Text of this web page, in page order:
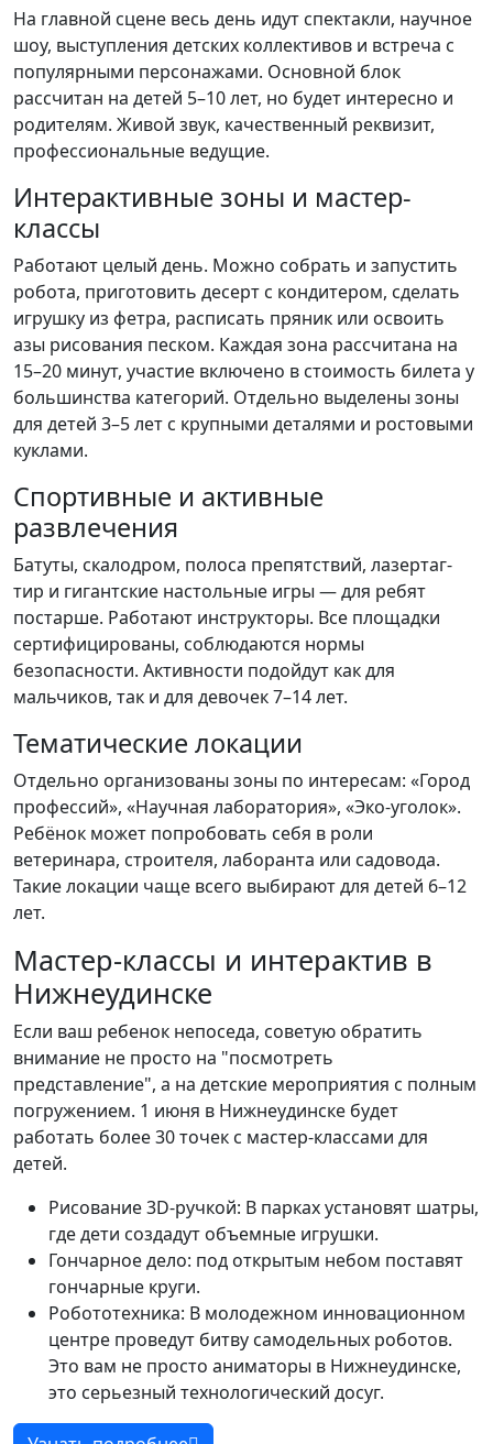
На главной сцене весь день идут спектакли, научное
шоу, выступления детских коллективов и встреча с
популярными персонажами. Основной блок
рассчитан на детей 5–10 лет, но будет интересно и
родителям. Живой звук, качественный реквизит,
профессиональные ведущие.
Интерактивные зоны и мастер-
классы
Работают целый день. Можно собрать и запустить
робота, приготовить десерт с кондитером, сделать
игрушку из фетра, расписать пряник или освоить
азы рисования песком. Каждая зона рассчитана на
15–20 минут, участие включено в стоимость билета у
большинства категорий. Отдельно выделены зоны
для детей 3–5 лет с крупными деталями и ростовыми
куклами.
Спортивные и активные
развлечения
Батуты, скалодром, полоса препятствий, лазертаг-
тир и гигантские настольные игры — для ребят
постарше. Работают инструкторы. Все площадки
сертифицированы, соблюдаются нормы
безопасности. Активности подойдут как для
мальчиков, так и для девочек 7–14 лет.
Тематические локации
Отдельно организованы зоны по интересам: «Город
профессий», «Научная лаборатория», «Эко-уголок».
Ребёнок может попробовать себя в роли
ветеринара, строителя, лаборанта или садовода.
Такие локации чаще всего выбирают для детей 6–12
лет.
Мастер-классы и интерактив в
Нижнеудинске
Если ваш ребенок непоседа, советую обратить
внимание не просто на "посмотреть
представление", а на детские мероприятия с полным
погружением. 1 июня в Нижнеудинске будет
работать более 30 точек с мастер-классами для
детей.
Рисование 3D-ручкой: В парках установят шатры,
где дети создадут объемные игрушки.
Гончарное дело: под открытым небом поставят
гончарные круги.
Робототехника: В молодежном инновационном
центре проведут битву самодельных роботов.
Это вам не просто аниматоры в Нижнеудинске,
это серьезный технологический досуг.